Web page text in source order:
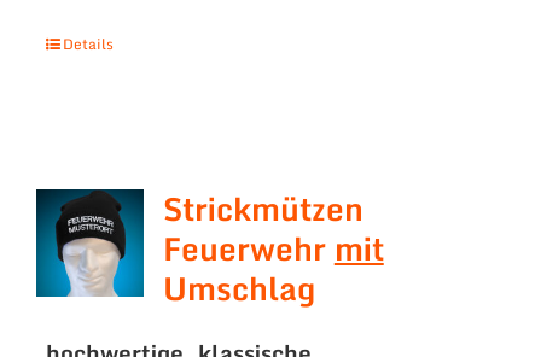
Details
Strickmützen
Feuerwehr mit
Umschlag